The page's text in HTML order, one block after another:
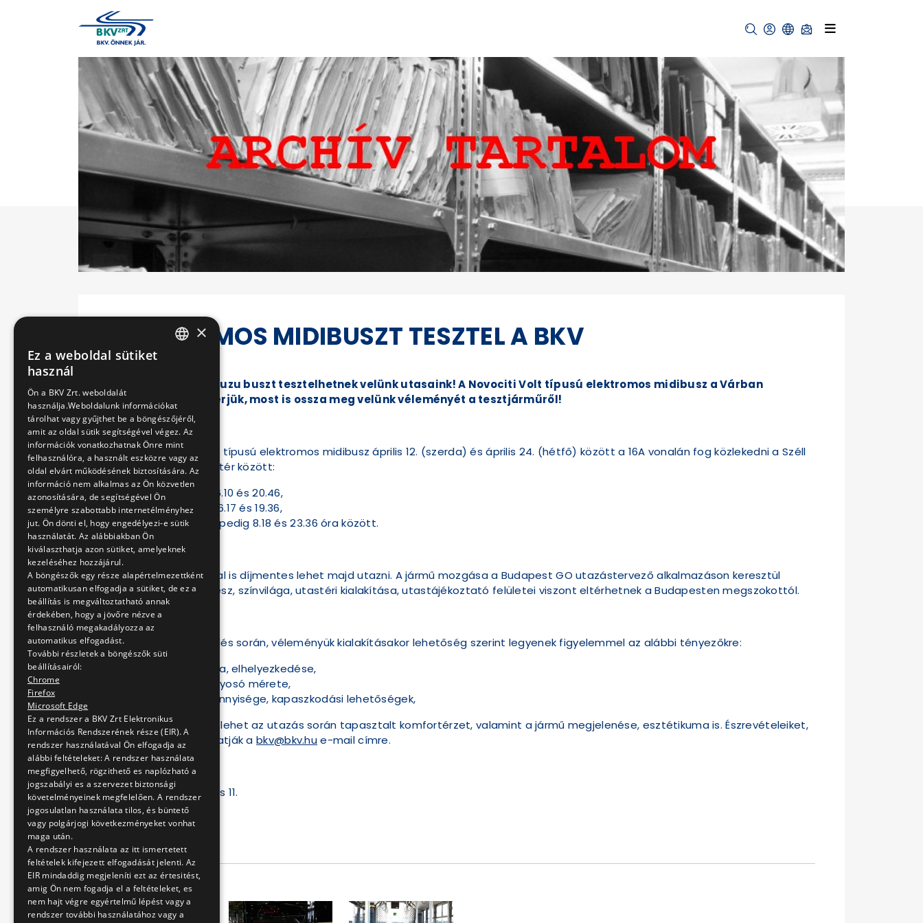
ELEKTROMOS MIDIBUSZT TESZTEL A BKV
2023-04-11 13:05:00
Április 12-től újra Isuzu buszt tesztelhetnek velünk utasaink! A Novociti Volt típusú elektromos midibusz a Várban
közlekedik majd. Kérjük, most is ossza meg velünk véleményét a tesztjárműről!
Az Isuzu Novociti Volt típusú elektromos midibusz április 12. (szerda) és április 24. (hétfő) között a 16A vonalán fog közlekedni a Széll
Kálmán tér és a Dísz tér között:
hétköznapokon 6.10 és 20.46,
szombatonként 6.17 és 19.36,
vasárnaponként pedig 8.18 és 23.36 óra között.
A tesztbuszon ezúttal is díjmentes lehet majd utazni. A jármű mozgása a Budapest GO utazástervező alkalmazáson keresztül
nyomon követhető lesz, színvilága, utastéri kialakítása, utastájékoztató felületei viszont eltérhetnek a Budapesten megszokottól.
Kérjük, hogy a tesztelés során, véleményük kialakításakor lehetőség szerint legyenek figyelemmel az alábbi tényezőkre:
utasülések száma, elhelyezkedése,
ülések közötti folyosó mérete,
kapaszkodók mennyisége, kapaszkodási lehetőségek,
de fontos szempont lehet az utazás során tapasztalt komfortérzet, valamint a jármű megjelenése, esztétikuma is. Észrevételeiket,
javaslataikat megírhatják abkv@bkv.hue-mail címre.
Budapest, 2023. április 11.
BKV Zrt.
A cikk galériája
×
Ez a weboldal sütiket
használ
Ön a BKV Zrt. weboldalát
használja.Weboldalunk információkat
tárolhat vagy gyűjthet be a böngészőjéről,
amit az oldal sütik segítségével végez. Az
információk vonatkozhatnak Önre mint
felhasználóra, a használt eszközre vagy az
oldal elvárt működésének biztosítására. Az
információ nem alkalmas az Ön közvetlen
azonosítására, de segítségével Ön
személyre szabottabb internetélményhez
jut. Ön dönti el, hogy engedélyezi-e sütik
használatát. Az alábbiakban Ön
kiválaszthatja azon sütiket, amelyeknek
kezeléséhez hozzájárul.
A böngészők egy része alapértelmezettként
automatikusan elfogadja a sütiket, de ez a
beállítás is megváltoztatható annak
érdekében, hogy a jövőre nézve a
felhasználó megakadályozza az
automatikus elfogadást.
További részletek a böngészők süti
beállításairól:
Chrome
Firefox
Microsoft Edge
Ez a rendszer a BKV Zrt Elektronikus
Információs Rendszerének része (EIR). A
rendszer használatával Ön elfogadja az
alábbi feltételeket: A rendszer használata
megfigyelhető, rögzithető es naplózható a
jogszabályi es a szervezet biztonsági
követelményeinek megfelelően. A rendszer
jogosulatlan használata tilos, és büntető
vagy polgárjogi következményeket vonhat
maga után.
A rendszer használata az itt ismertetett
feltételek kifejezett elfogadását jelenti. Az
EIR mindaddig megjeleníti ezt az értesitést,
amig Ön nem fogadja el a feltételeket, es
nem hajt végre egyértelmű lépést vagy a
rendszer további használatához vagy a